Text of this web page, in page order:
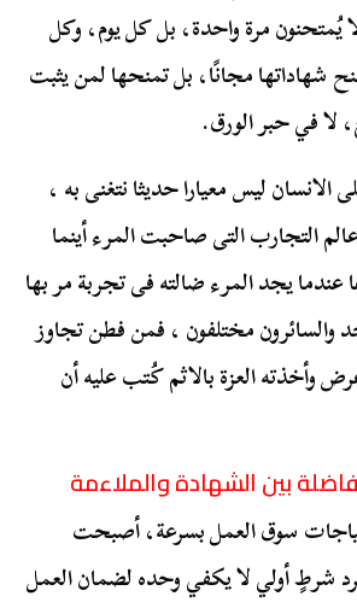
يُمتحنون مرة واحدة، بل كل يوم، وكل
شهاداتها مجانًا، بل تمنحها لمن يثبت
لا في حبر الورق.
الانسان ليس معيارا حديثا نتغنى به ،
التجارب التى صاحبت المرء أينما
عندما يجد المرء ضالته فى تجربة مر بها
والسائرون مختلفون ، فمن فطن تجاوز
وأخذته العزة بالاثم كُتب عليه أن
بين الشهادة والملاءمة
سوق العمل بسرعة، أصبحت
شرطٍ أولي لا يكفي وحده لضمان العمل